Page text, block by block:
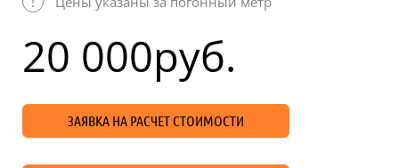
20 000руб.
ЗАЯВКА НА РАСЧЕТ СТОИМОСТИ